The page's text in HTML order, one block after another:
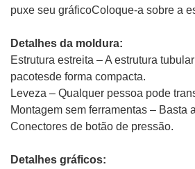
puxe seu gráficoColoque-a sobre a
Detalhes da moldura:
Estrutura estreita – A estrutura
pacotesde forma compacta.
Leveza – Qualquer pessoa pode
Montagem sem ferramentas –
Conectores de botão de pressão.
Detalhes gráficos: